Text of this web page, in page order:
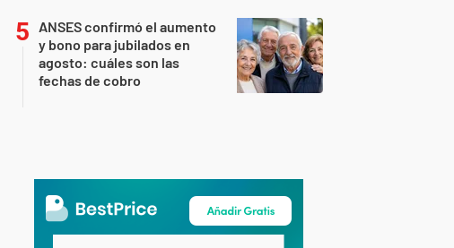
ANSES confirmó el aumento
y bono para jubilados en
agosto: cuáles son las
fechas de cobro